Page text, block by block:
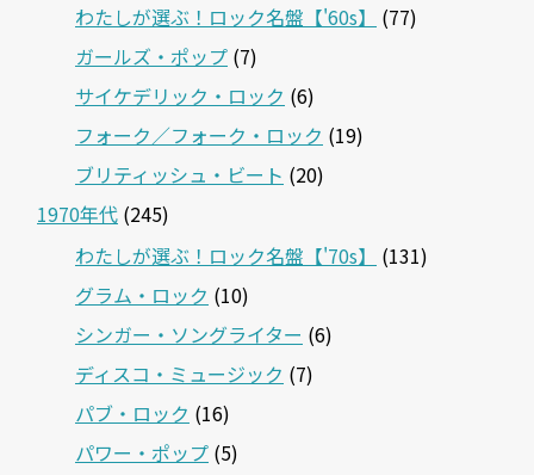
わたしが選ぶ！ロック名盤【'60s】
(77)
ガールズ・ポップ (7)
サイケデリック・ロック (6)
フォーク／フォーク・ロック (19)
ブリティッシュ・ビート (20)
1970年代 (245)
わたしが選ぶ！ロック名盤【'70s】
(131)
グラム・ロック (10)
シンガー・ソングライター (6)
ディスコ・ミュージック (7)
パブ・ロック (16)
パワー・ポップ (5)